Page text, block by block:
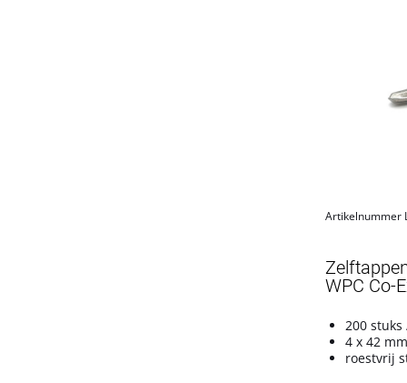
Artikelnummer
WPC Co-
200 stuks
4 x 42 mm
roestvrij